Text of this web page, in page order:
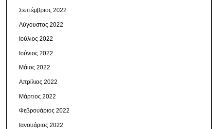
Σεπτέμβριος 2022
Αύγουστος 2022
Ιούλιος 2022
Ιούνιος 2022
Μάιος 2022
Απρίλιος 2022
Μάρτιος 2022
Φεβρουάριος 2022
Ιανουάριος 2022